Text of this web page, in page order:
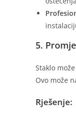
5.
Staklo
Ovo može
Rješenje: